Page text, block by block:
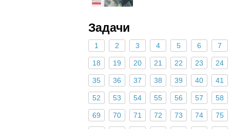
Задачи
1 2 3 4 5 6 7
18 19 20 21 22 23 24
35 36 37 38 39 40 41
52 53 54 55 56 57 58
69 70 71 72 73 74 75